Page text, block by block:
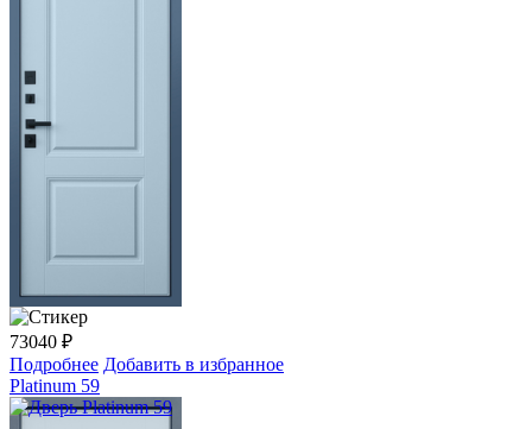
73040 ₽
Подробнее Добавить в избранное
Platinum 59